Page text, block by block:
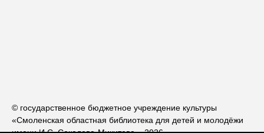
© государственное бюджетное учреждение культуры
«Смоленская областная библиотека для детей и молодёжи